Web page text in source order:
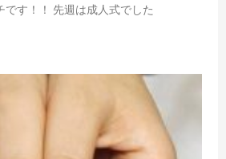
です！！ 先週は成人式でした